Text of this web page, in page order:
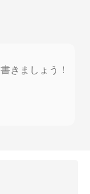
きましょう！